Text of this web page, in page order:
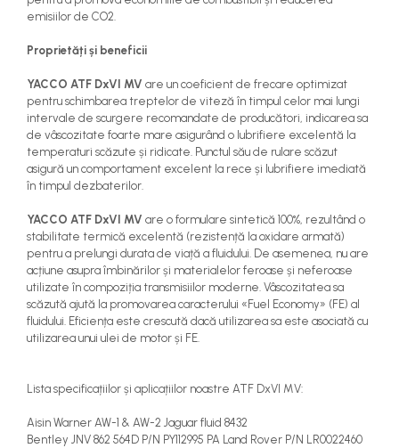
emisiilor de CO2.
Proprietăți și beneficii
YACCO ATF DxVI MV are un coeficient de frecare optimizat
pentru schimbarea treptelor de viteză în timpul celor mai lungi
intervale de scurgere recomandate de producători, indicarea sa
de vâscozitate foarte mare asigurând o lubrifiere excelentă la
temperaturi scăzute și ridicate. Punctul său de rulare scăzut
asigură un comportament excelent la rece și lubrifiere imediată
în timpul dezbaterilor.
YACCO ATF DxVI MV are o formulare sintetică 100%, rezultând o
stabilitate termică excelentă (rezistență la oxidare armată)
pentru a prelungi durata de viață a fluidului. De asemenea, nu are
acțiune asupra îmbinărilor și materialelor feroase și neferoase
utilizate în compoziția transmisiilor moderne. Vâscozitatea sa
scăzută ajută la promovarea caracterului «Fuel Economy» (FE) al
fluidului. Eficiența este crescută dacă utilizarea sa este asociată cu
utilizarea unui ulei de motor și FE.
Lista specificațiilor și aplicațiilor noastre ATF DxVI MV:
Aisin Warner AW-1 & AW-2 Jaguar fluid 8432
Bentley JNV 862 564D P/N PY112995 PA Land Rover P/N LR0022460